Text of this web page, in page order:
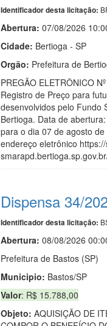
Identificador desta licitação:
Abertura: 07/08/2026
Cidade: Bertioga - SP
Orgão: Prefeitura de
PREGÃO ELETRÔNICO
Registro de Preço para
desenvolvidos pelo Fundo
Bertioga. Data de
para o dia 07 de agosto
endereço eletrônico
Dispensa 34/
Identificador desta licitação:
Abertura: 08/08/2026
Prefeitura de Bastos (SP)
Municipio: Bastos/SP
Valor: R$ 15.788,00
Objeto: AQUISIÇÃO DE